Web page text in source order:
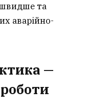
та
аварійно-
—